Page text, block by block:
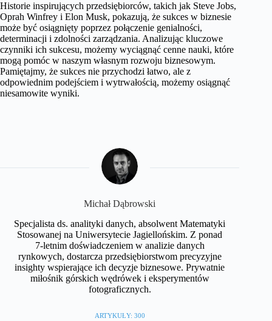
Historie inspirujących przedsiębiorców, takich jak Steve Jobs,
Oprah Winfrey i Elon Musk, pokazują, że sukces w biznesie
może być osiągnięty poprzez połączenie genialności,
determinacji i zdolności zarządzania. Analizując kluczowe
czynniki ich sukcesu, możemy wyciągnąć cenne nauki, które
mogą pomóc w naszym własnym rozwoju biznesowym.
Pamiętajmy, że sukces nie przychodzi łatwo, ale z
odpowiednim podejściem i wytrwałością, możemy osiągnąć
niesamowite wyniki.
Michał Dąbrowski
Specjalista ds. analityki danych, absolwent Matematyki
Stosowanej na Uniwersytecie Jagiellońskim. Z ponad
7-letnim doświadczeniem w analizie danych
rynkowych, dostarcza przedsiębiorstwom precyzyjne
insighty wspierające ich decyzje biznesowe. Prywatnie
miłośnik górskich wędrówek i eksperymentów
fotograficznych.
ARTYKUŁY: 300